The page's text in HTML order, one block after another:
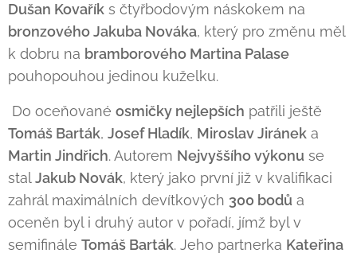
Dušan Kovařík s čtyřbodovým náskokem na
bronzového Jakuba Nováka, který pro změnu měl
k dobru na bramborového Martina Palase
pouhopouhou jedinou kuželku.
Do oceňované osmičky nejlepších patřili ještě
Tomáš Barták, Josef Hladík, Miroslav Jiránek a
Martin Jindřich. Autorem Nejvyššího výkonu se
stalJakub Novák, který jako první již v kvalifikaci
zahrál maximálních devítkových 300 bodů a
oceněn byl i druhý autor v pořadí, jímž byl v
semifinále Tomáš Barták. Jeho partnerka Kateřina